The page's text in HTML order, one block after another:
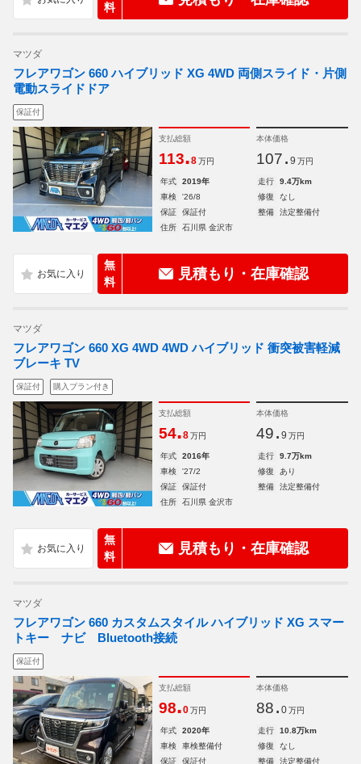
料
マツダ
フレアワゴン 660 ハイブリッド XG 4WD 両側スライド・片側
電動スライドドア
保証付
支払総額
113.8 万円
本体価格
107. 9 万円
年式 2019年 走行
9.4万km
車検
'26/8 修復
なし
保証
保証付 整備
法定整備付
住所
石川県 金沢市
無
料
見積もり・在庫確認
マツダ
フレアワゴン 660 XG 4WD 4WD ハイブリッド 衝突被害軽減
ブレーキ TV
保証付 購入プラン付き
支払総額
54.8 万円
本体価格
49. 9 万円
年式 2016年 走行
9.7万km
車検
'27/2 修復
あり
保証
保証付 整備
法定整備付
住所
石川県 金沢市
無
料
見積もり・在庫確認
マツダ
フレアワゴン 660 カスタムスタイル ハイブリッド XG スマー
トキー ナビ Bluetooth接続
保証付
支払総額
98.0 万円
本体価格
88. 0 万円
年式 2020年 走行
10.8万km
車検
車検整備付 修復
なし
保証
保証付 整備 法定整備付